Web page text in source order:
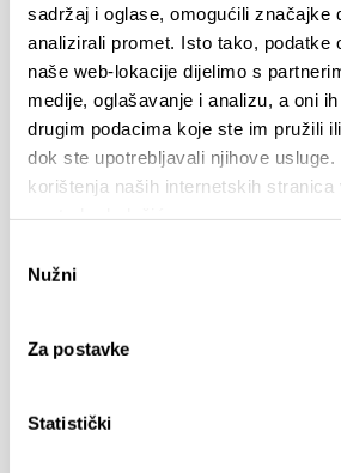
sadržaj i oglase, omogućili značajke
analizirali promet. Isto tako, podatke
naše web-lokacije dijelimo s
medije, oglašavanje i analizu, a oni
drugim podacima koje ste im pružili
dok ste upotrebljavali njihove
korištenja naših internetskih stranica
pristanka
Nužni
Za postavke
Statistički
<< 1 2 >>
¡EXPERIMENTE!
Rutas ciclistas
Ciudad de la cultura